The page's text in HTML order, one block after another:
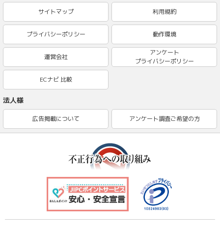
サイトマップ 利用規約
プライバシーポリシー 動作環境
運営会社
アンケート
プライバシーポリシー
ECナビ 比較
法人様
広告掲載について アンケート調査ご希望の方